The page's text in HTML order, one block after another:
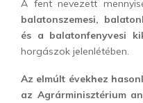
A fent nevezett
balatonszemesi,
és a balatonfenyvesi
horgászok jelenlétében.
Az elmúlt évekhez
az Agrárminisztérium